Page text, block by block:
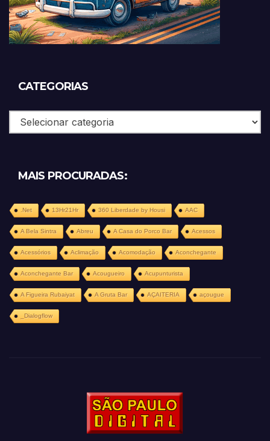
CATEGORIAS
Categorias
MAIS PROCURADAS:
.Net 13Hr21Hr 360 Liberdade by Housi AAC
A Bela Sintra Abreu A Casa do Porco Bar Acessos
Acessórios Aclimação Acomodação Aconchegante
Aconchegante Bar Acougueiro Acupunturista
A Figueira Rubaiyat A Gruta Bar AÇAITERIA açougue
_Dialogflow